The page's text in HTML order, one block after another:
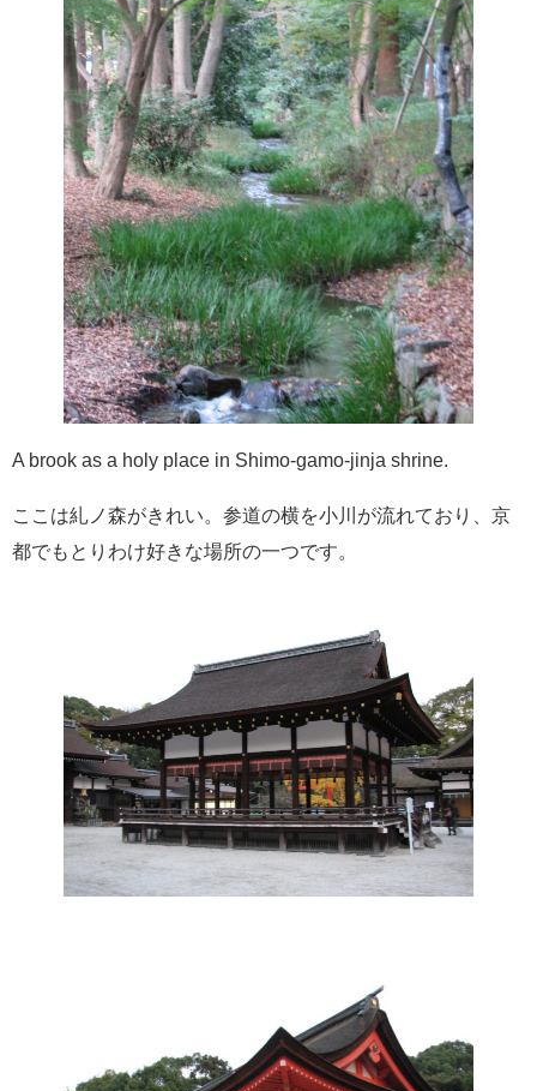
A brook as a holy place in Shimo-gamo-jinja shrine.
ここは糺ノ森がきれい。参道の横を小川が流れており、京
都でもとりわけ好きな場所の一つです。